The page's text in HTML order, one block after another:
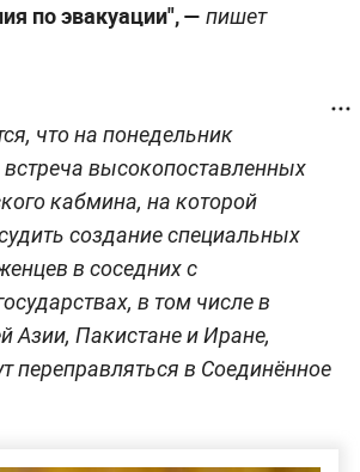
по эвакуации", — пишет
что на понедельник
высокопоставленных
кабмина, на которой
создание специальных
в соседних с
в том числе в
Азии, Пакистане и Иране,
переправляться в Соединённое